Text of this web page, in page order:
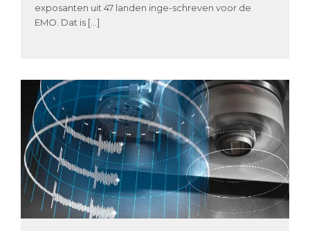
exposanten uit 47 landen inge-schreven voor de
EMO. Dat is […]